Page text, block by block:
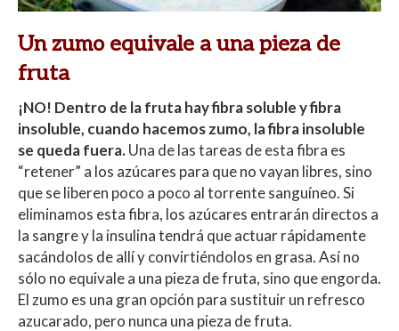
Un zumo equivale a una pieza de
fruta
¡NO! Dentro de la fruta hay fibra soluble y fibra
insoluble, cuando hacemos zumo, la fibra insoluble
se queda fuera.Una de las tareas de esta fibra es
“retener” a los azúcares para que no vayan libres, sino
que se liberen poco a poco al torrente sanguíneo. Si
eliminamos esta fibra, los azúcares entrarán directos a
la sangre y la insulina tendrá que actuar rápidamente
sacándolos de allí y convirtiéndolos en grasa. Así no
sólo no equivale a una pieza de fruta, sino que engorda.
El zumo es una gran opción para sustituir un refresco
azucarado, pero nunca una pieza de fruta.